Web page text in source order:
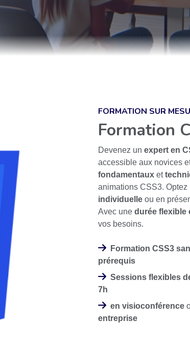
FORMATION SUR
Formation
Devenez un expert en
accessible aux novices
fondamentaux et
animations CSS3. Optez
individuelle ou en
Avec une durée flexible
vos besoins.
Formation CSS3
prérequis
Sessions flexibles
7h
en visioconférence
entreprise